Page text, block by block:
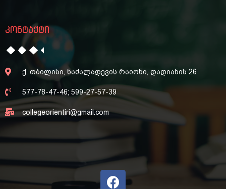
კონტაქტი
ქ. თბილისი, ნაძალადევის რაიონი, დადიანის 26
577-78-47-46; 599-27-57-39
collegeorientiri@gmail.com